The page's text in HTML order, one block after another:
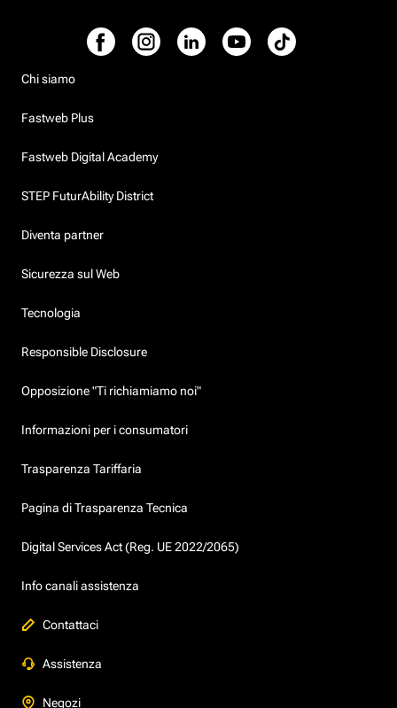
Chi siamo
Fastweb Plus
Fastweb Digital Academy
STEP FuturAbility District
Diventa partner
Sicurezza sul Web
Tecnologia
Responsible Disclosure
Opposizione "Ti richiamiamo noi"
Informazioni per i consumatori
Trasparenza Tariffaria
Pagina di Trasparenza Tecnica
Digital Services Act (Reg. UE 2022/2065)
Info canali assistenza
Contattaci
Assistenza
Negozi